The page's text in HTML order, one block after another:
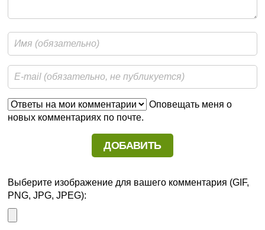
Оповещать меня о
новых комментариях по почте.
Выберите изображение для вашего комментария (GIF,
PNG, JPG, JPEG):